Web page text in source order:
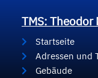
TMS: Theodor
Startseite
Adressen und
Gebäude